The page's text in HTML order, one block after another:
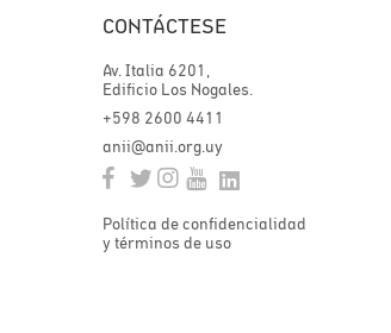
CONTÁCTESE
Av. Italia 6201,
Edificio Los Nogales.
+598 2600 4411
anii@anii.org.uy
Política de confidencialidad
y términos de uso